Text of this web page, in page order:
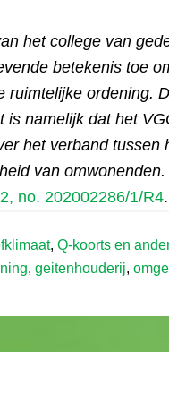
het college van
betekenis toe
ruimtelijke ordening.
namelijk dat het
het verband tussen
van
no. 202002286/1/R4.
, Q-koorts en
, geitenhouderij,